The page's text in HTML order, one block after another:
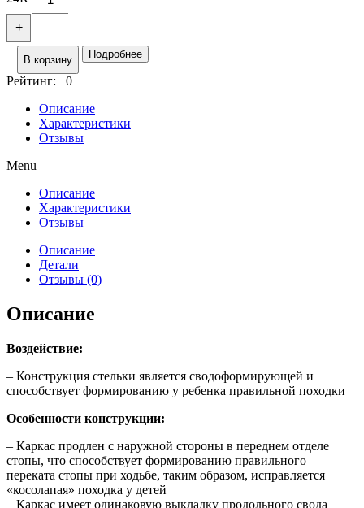
+
В корзину Подробнее
Рейтинг: 0
Описание
Характеристики
Отзывы
Menu
Описание
Характеристики
Отзывы
Описание
Детали
Отзывы (0)
Описание
Воздействие:
– Конструкция стельки является сводоформирующей и
способствует формированию у ребенка правильной походки
Особенности конструкции:
– Каркас продлен с наружной стороны в переднем отделе
стопы, что способствует формированию правильного
переката стопы при ходьбе, таким образом, исправляется
«косолапая» походка у детей
– Каркас имеет одинаковую выкладку продольного свода